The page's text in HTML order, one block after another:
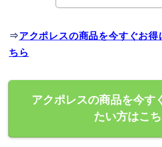
⇒アクポレスの商品を今すぐお得
ちら
アクポレスの商品を今す
たい方はこ